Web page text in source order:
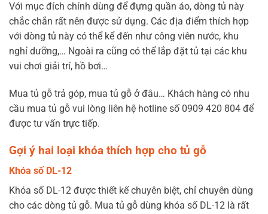
Với mục đích chính dùng để đựng quần áo, dòng tủ này
chắc chắn rất nên được sử dụng. Các địa điểm thích hợp
với dòng tủ này có thể kể đến như công viên nước, khu
nghỉ dưỡng,… Ngoài ra cũng có thể lắp đặt tủ tại các khu
vui chơi giải trí, hồ bơi…
Mua tủ gỗ trả góp, mua tủ gỗ ở đâu… Khách hàng có nhu
cầu mua tủ gỗ vui lòng liên hệ hotline số 0909 420 804 để
được tư vấn trực tiếp.
Gợi ý hai loại khóa thích hợp cho tủ gỗ
Khóa số DL-12
Khóa số DL-12 được thiết kế chuyên biệt, chỉ chuyên dùng
cho các dòng tủ gỗ. Mua tủ gỗ dùng khóa số DL-12 là rất